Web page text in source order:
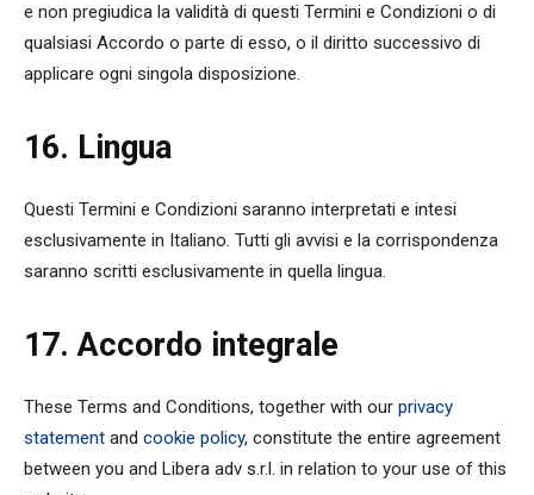
e non pregiudica la validità di questi Termini e Condizioni o di
qualsiasi Accordo o parte di esso, o il diritto successivo di
applicare ogni singola disposizione.
16. Lingua
Questi Termini e Condizioni saranno interpretati e intesi
esclusivamente in Italiano. Tutti gli avvisi e la corrispondenza
saranno scritti esclusivamente in quella lingua.
17. Accordo integrale
These Terms and Conditions, together with our privacy
statement and cookie policy, constitute the entire agreement
between you and Libera adv s.r.l. in relation to your use of this